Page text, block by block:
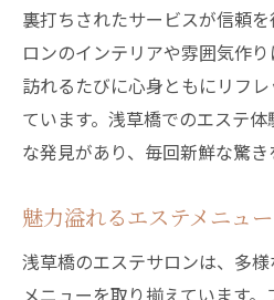
エステを通じて浅草橋の
エステ体験で浅草橋
地域に根差したエス
エステで広がる浅草
訪れるたびに新たな
浅草橋の文化とエス
浅草橋のエステサロンで
裏打ちされたサービスが信頼
ロンのインテリアや雰囲気作り
訪れるたびに心身ともにリフ
ています。浅草橋でのエステ
な発見があり、毎回新鮮な驚き
魅力溢れるエステメニュ
浅草橋のエステサロンは、多
メニューを取り揃えています